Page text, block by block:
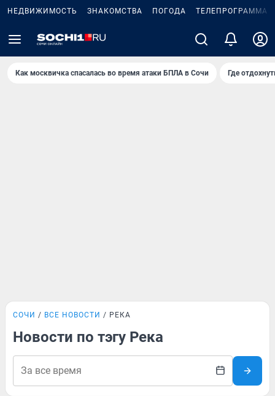
НЕДВИЖИМОСТЬ ЗНАКОМСТВА ПОГОДА ТЕЛЕПРОГРАММА
Как москвичка спасалась во время атаки БПЛА в Сочи Где
СОЧИ ВСЕ НОВОСТИ РЕКА
Новости по тэгу Река